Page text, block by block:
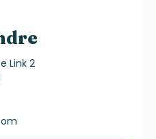
Link 2